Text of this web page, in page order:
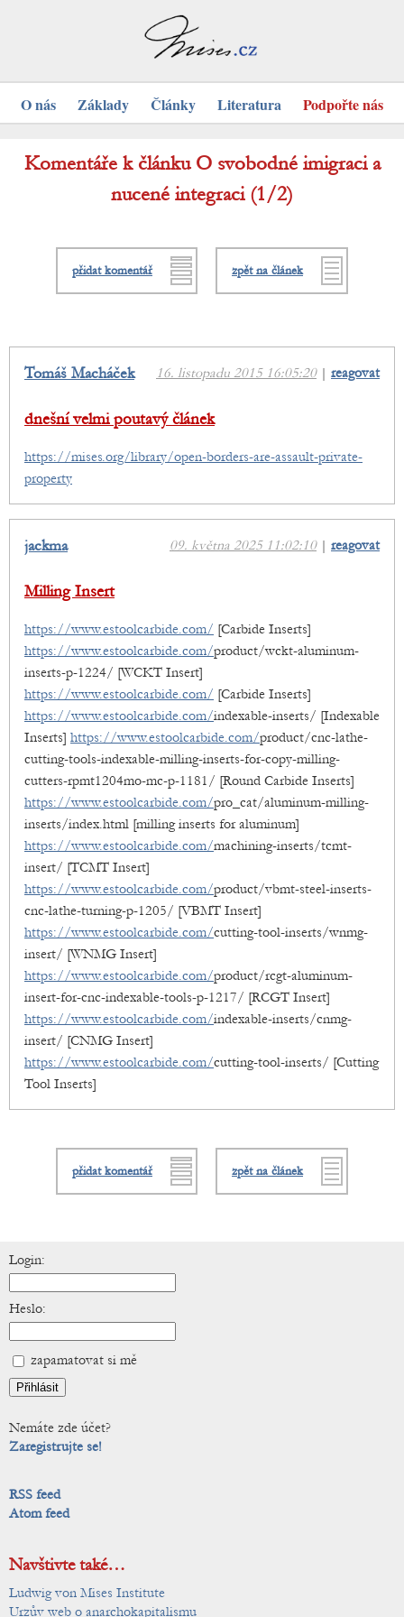
O nás Základy Články Literatura Podpořte nás
Komentáře k článku O svobodné imigraci a
nucené integraci (1/2)
přidat komentář zpět na článek
16. listopadu 2015 16:05:20| reagovat
Tomáš Macháček
dnešní velmi poutavý článek
https://mises.org/library/open-borders-are-assault-private-
property
09. května 2025 11:02:10| reagovat
jackma
Milling Insert
https://www.estoolcarbide.com/ [Carbide Inserts]
https://www.estoolcarbide.com/product/wckt-aluminum-
inserts-p-1224/ [WCKT Insert]
https://www.estoolcarbide.com/ [Carbide Inserts]
https://www.estoolcarbide.com/indexable-inserts/ [Indexable
Inserts] https://www.estoolcarbide.com/product/cnc-lathe-
cutting-tools-indexable-milling-inserts-for-copy-milling-
cutters-rpmt1204mo-mc-p-1181/ [Round Carbide Inserts]
https://www.estoolcarbide.com/pro_cat/aluminum-milling-
inserts/index.html [milling inserts for aluminum]
https://www.estoolcarbide.com/machining-inserts/tcmt-
insert/ [TCMT Insert]
https://www.estoolcarbide.com/product/vbmt-steel-inserts-
cnc-lathe-turning-p-1205/ [VBMT Insert]
https://www.estoolcarbide.com/cutting-tool-inserts/wnmg-
insert/ [WNMG Insert]
https://www.estoolcarbide.com/product/rcgt-aluminum-
insert-for-cnc-indexable-tools-p-1217/ [RCGT Insert]
https://www.estoolcarbide.com/indexable-inserts/cnmg-
insert/ [CNMG Insert]
https://www.estoolcarbide.com/cutting-tool-inserts/ [Cutting
Tool Inserts]
přidat komentář zpět na článek
Login:
Heslo:
zapamatovat si mě
Nemáte zde účet?
Zaregistrujte se!
RSS feed
Atom feed
Navštivte také…
Ludwig von Mises Institute
Urzův web o anarchokapitalismu